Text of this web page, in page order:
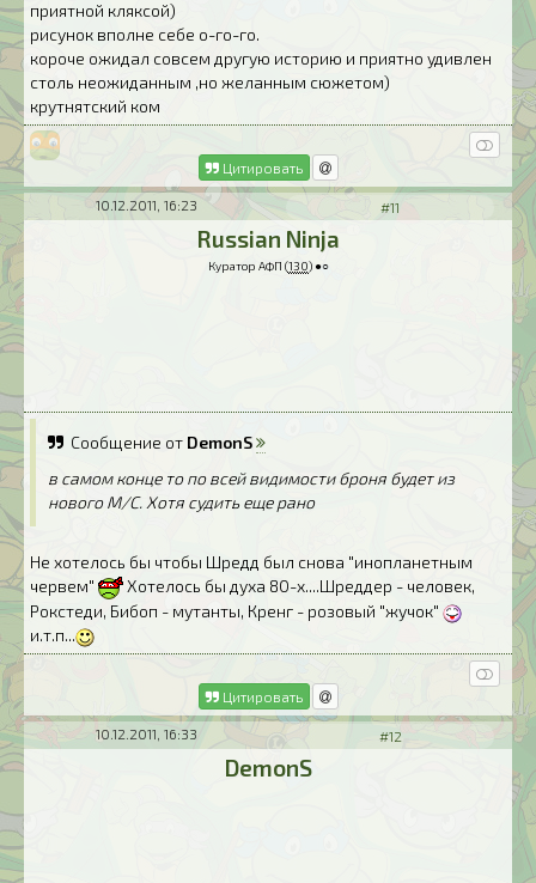
приятной кляксой)
рисунок вполне себе о-го-го.
короче ожидал совсем другую историю и приятно удивлен
столь неожиданным ,но желанным сюжетом)
крутнятский ком
Цитировать
10.12.2011, 16:23 #11
Russian Ninja
Куратор АФП (130) ●○
Сообщение от DemonS
в самом конце то по всей видимости броня будет из
нового М/С. Хотя судить еще рано
Не хотелось бы чтобы Шредд был снова "инопланетным
червем"
Хотелось бы духа 80-х....Шреддер - человек,
Рокстеди, Бибоп - мутанты, Кренг - розовый "жучок"
и.т.п...
Цитировать
10.12.2011, 16:33 #12
DemonS